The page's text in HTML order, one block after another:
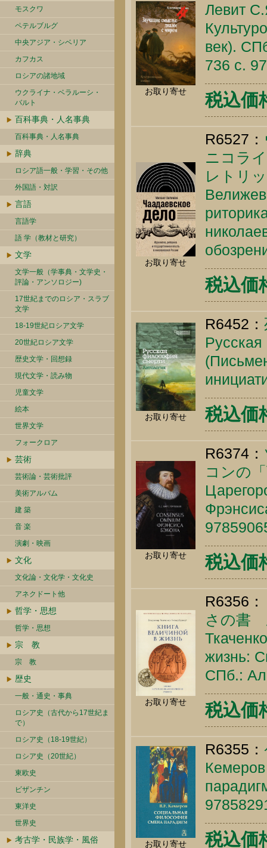
モスクワ
ペテルブルグ
中央アジア・シベリア
カフカス
ロシアの諸地域
ウクライナ・ベラルーシ・
バルト
百科事典・人名事典
百科事典・人名事典
辞典
ロシア語一般・学習・その他
外国語・対訳
言語
言語学
語 学（教材と研究）
文学
文学一般（学事典・文学史・
評論・アンソロジー)
17世紀までのロシア・スラブ
文学
18-19世紀ロシア文学
20世紀ロシア文学
歴史文学・回想録
現代文学・読み物
児童文学
絵本
世界文学
フォークロア
芸術
芸術論・芸術批評
美術アルバム
建 築
音 楽
演劇・映画
文化
文化論・文化学・文化史
アネクドート他
哲学・思想
哲学・思想
宗 教
宗 教
歴史
一般・通史・事典
ロシア史（古代から17世紀ま
で）
ロシア史（18-19世紀）
ロシア史（20世紀）
東欧史
ビザンチン
東洋史
世界史
考古学・民族学・風俗
お取り寄せ
Левит
век).
736 c.
税込価
お取り寄せ
R6527：
ニコラ
レトリ
税込価
お取り寄せ
R6452：
税込価
お取り寄せ
R6374：
コンの
税込価
お取り寄せ
R6356：
さの書
жизнь:
СПб.:
税込価
お取り寄せ
R6355：
税込価